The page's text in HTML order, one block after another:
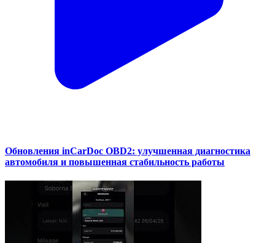
Обновления inCarDoc OBD2: улучшенная диагностика
автомобиля и повышенная стабильность работы